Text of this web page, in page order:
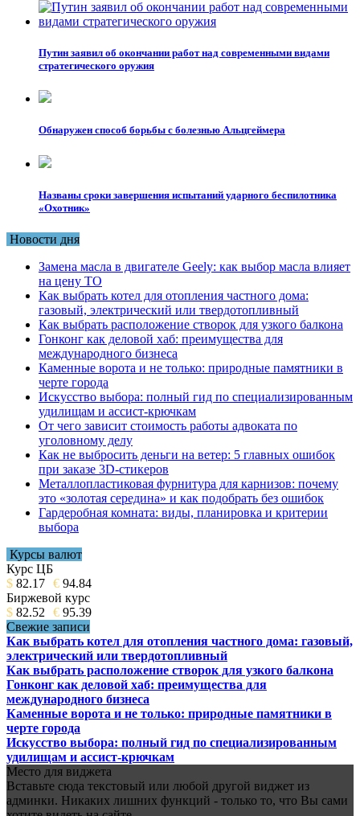
Путин заявил об окончании работ над современными видами
стратегического оружия
Обнаружен способ борьбы с болезнью Альцгеймера
Названы сроки завершения испытаний ударного беспилотника
«Охотник»
Новости дня
Замена масла в двигателе Geely: как выбор масла влияет
на цену ТО
Как выбрать котел для отопления частного дома:
газовый, электрический или твердотопливный
Как выбрать расположение створок для узкого балкона
Гонконг как деловой хаб: преимущества для
международного бизнеса
Каменные ворота и не только: природные памятники в
черте города
Искусство выбора: полный гид по специализированным
удилищам и ассист-крючкам
От чего зависит стоимость работы адвоката по
уголовному делу
Как не выбросить деньги на ветер: 5 главных ошибок
при заказе 3D-стикеров
Металлопластиковая фурнитура для карнизов: почему
это «золотая середина» и как подобрать без ошибок
Гардеробная комната: виды, планировка и критерии
выбора
Курсы валют
Курс ЦБ
$ 82.17 € 94.84
Биржевой курс
$ 82.52 € 95.39
Свежие записи
Как выбрать котел для отопления частного дома: газовый,
электрический или твердотопливный
Как выбрать расположение створок для узкого балкона
Гонконг как деловой хаб: преимущества для
международного бизнеса
Каменные ворота и не только: природные памятники в
черте города
Искусство выбора: полный гид по специализированным
удилищам и ассист-крючкам
Место для виджета
Вставьте сюда текстовый или любой другой виджет из
админки. Никаких лишних функций - только то, что Вы сами